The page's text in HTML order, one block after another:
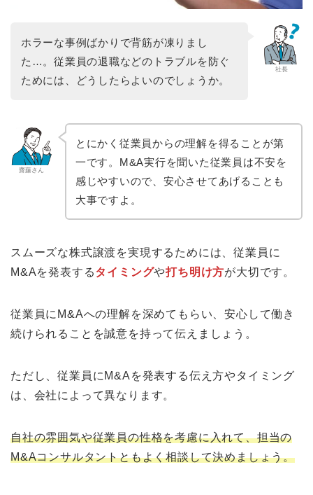
社長
ホラーな事例ばかりで背筋が凍りまし
た…。従業員の退職などのトラブルを防ぐ
ためには、どうしたらよいのでしょうか。
齋藤さん
とにかく従業員からの理解を得ることが第
一です。M&A実行を聞いた従業員は不安を
感じやすいので、安心させてあげることも
大事ですよ。
スムーズな株式譲渡を実現するためには、従業員に
M&Aを発表するタイミングや打ち明け方が大切です。
従業員にM&Aへの理解を深めてもらい、安心して働き
続けられることを誠意を持って伝えましょう。
ただし、従業員にM&Aを発表する伝え方やタイミング
は、会社によって異なります。
自社の雰囲気や従業員の性格を考慮に入れて、担当の
M&Aコンサルタントともよく相談して決めましょう。